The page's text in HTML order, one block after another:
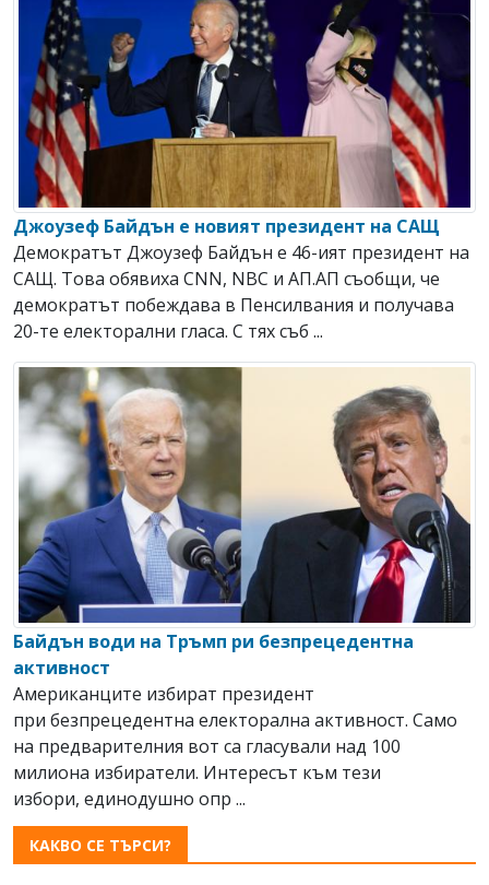
Джоузеф Байдън е новият президент на САЩ
Демократът Джоузеф Байдън е 46-ият президент на
САЩ. Това обявиха CNN, NBC и АП.АП съобщи, че
демократът побеждава в Пенсилвания и получава
20-те електорални гласа. С тях съб ...
Байдън води на Тръмп ри безпрецедентна
активност
Американците избират президент
при безпрецедентна електорална активност. Само
на предварителния вот са гласували над 100
милиона избиратели. Интересът към тези
избори, единодушно опр ...
КАКВО СЕ ТЪРСИ?